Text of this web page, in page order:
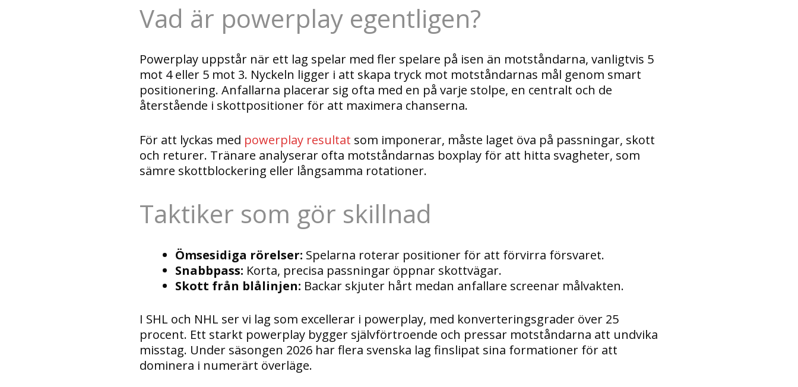
Vad är powerplay egentligen?
Powerplay uppstår när ett lag spelar med fler spelare på isen än motståndarna, vanligtvis 5
mot 4 eller 5 mot 3. Nyckeln ligger i att skapa tryck mot motståndarnas mål genom smart
positionering. Anfallarna placerar sig ofta med en på varje stolpe, en centralt och de
återstående i skottpositioner för att maximera chanserna.
För att lyckas med powerplay resultat som imponerar, måste laget öva på passningar, skott
och returer. Tränare analyserar ofta motståndarnas boxplay för att hitta svagheter, som
sämre skottblockering eller långsamma rotationer.
Taktiker som gör skillnad
Ömsesidiga rörelser: Spelarna roterar positioner för att förvirra försvaret.
Snabbpass: Korta, precisa passningar öppnar skottvägar.
Skott från blålinjen: Backar skjuter hårt medan anfallare screenar målvakten.
I SHL och NHL ser vi lag som excellerar i powerplay, med konverteringsgrader över 25
procent. Ett starkt powerplay bygger självförtroende och pressar motståndarna att undvika
misstag. Under säsongen 2026 har flera svenska lag finslipat sina formationer för att
dominera i numerärt överläge.